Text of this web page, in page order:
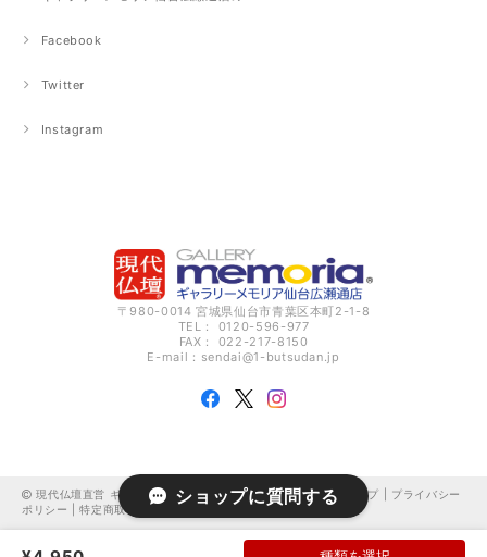
Facebook
Twitter
Instagram
〒980-0014 宮城県仙台市青葉区本町2-1-8
TEL： 0120-596-977
FAX： 022-217-8150
E-mail： sendai@1-butsudan.jp
現代仏壇直営 ギャラリーメモリア仙台広瀬通 オンラインショップ | プライバシー
ポリシー
|特定商取引法に基づく表記
ショップに質問する